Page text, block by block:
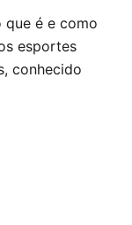
que é e como
esportes
conhecido